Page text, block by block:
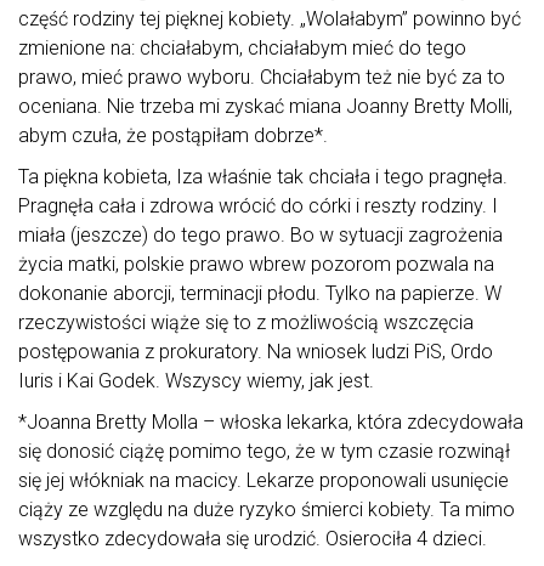
część rodziny tej pięknej kobiety. „Wolałabym” powinno być
zmienione na: chciałabym, chciałabym mieć do tego
prawo, mieć prawo wyboru. Chciałabym też nie być za to
oceniana. Nie trzeba mi zyskać miana Joanny Bretty Molli,
abym czuła, że postąpiłam dobrze*.
Ta piękna kobieta, Iza właśnie tak chciała i tego pragnęła.
Pragnęła cała i zdrowa wrócić do córki i reszty rodziny. I
miała (jeszcze) do tego prawo. Bo w sytuacji zagrożenia
życia matki, polskie prawo wbrew pozorom pozwala na
dokonanie aborcji, terminacji płodu. Tylko na papierze. W
rzeczywistości wiąże się to z możliwością wszczęcia
postępowania z prokuratory. Na wniosek ludzi PiS, Ordo
Iuris i Kai Godek. Wszyscy wiemy, jak jest.
*Joanna Bretty Molla – włoska lekarka, która zdecydowała
się donosić ciążę pomimo tego, że w tym czasie rozwinął
się jej włókniak na macicy. Lekarze proponowali usunięcie
ciąży ze względu na duże ryzyko śmierci kobiety. Ta mimo
wszystko zdecydowała się urodzić. Osierociła 4 dzieci.